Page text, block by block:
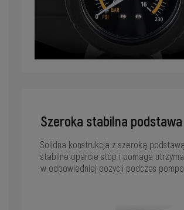
Szeroka stabilna podstawa
Solidna konstrukcja z szeroką
stabilne oparcie stóp i pomaga
w odpowiedniej pozycji podczas